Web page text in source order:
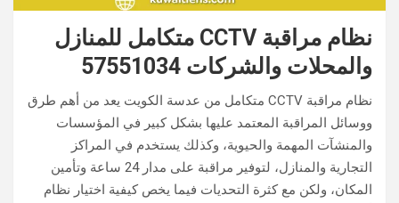
نظام مراقبة CCTV متكامل للمنازل
والمحلات والشركات 57551034
نظام مراقبة CCTV متكامل من عدسة الكويت يعد من أهم طرق
ووسائل المراقبة المعتمد عليها بشكل كبير في المؤسسات
والمنشآت المهمة والحيوية، وكذلك يستخدم في المراكز
التجارية والمنازل، لتوفير مراقبة على مدار 24 ساعة وتأمين
المكان، ولكن مع كثرة التحديات فيما يخص كيفية اختيار نظام